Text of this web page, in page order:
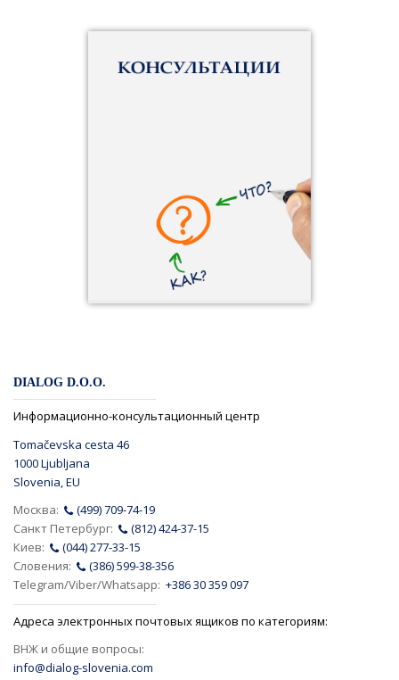
DIALOG D.O.O.
Информационно-консультационный центр
Tomačevska cesta 46
1000 Ljubljana
Slovenia, EU
Москва:
(499) 709-74-19
Санкт Петербург:
(812) 424-37-15
Киев:
(044) 277-33-15
Словения:
(386) 599-38-356
Telegram/Viber/Whatsapp: +386 30 359 097
Адреса электронных почтовых ящиков по категориям:
ВНЖ и общие вопросы:
info@dialog-slovenia.com